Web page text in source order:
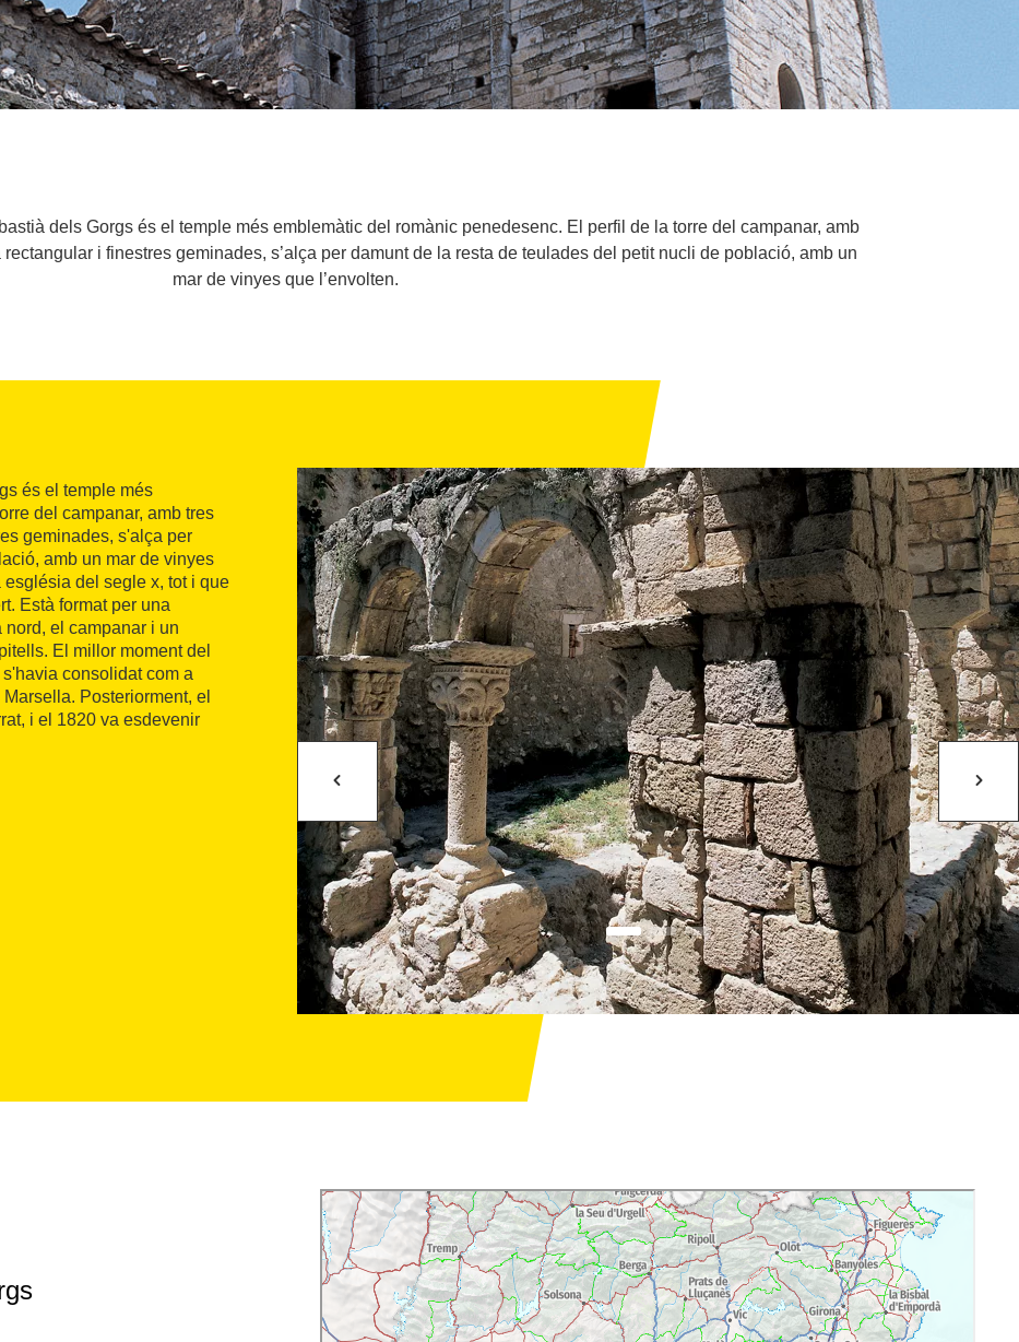
dels Gorgs és el temple més emblemàtic del romànic penedesenc. El perfil de la torre del campanar, amb
i finestres geminades, s’alça per damunt de la resta de teulades del petit nucli de població, amb un
mar de vinyes que l’envolten.
és el temple més
del campanar, amb tres
geminades, s'alça per
amb un mar de vinyes
del segle x, tot i que
Està format per una
el campanar i un
El millor moment del
consolidat com a
Posteriorment, el
i el 1820 va esdevenir